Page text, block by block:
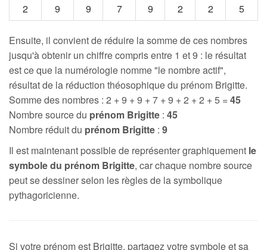
2
9 9 7 9 2 2 5
Ensuite, il convient de réduire la somme de ces nombres
jusqu'à obtenir un chiffre compris entre 1 et 9 : le résultat
est ce que la numérologie nomme "le nombre actif",
résultat de la réduction théosophique du prénom Brigitte.
Somme des nombres : 2 + 9 + 9 + 7 + 9 + 2 + 2 + 5 =45
Nombre source du prénom Brigitte : 45
Nombre réduit du prénom Brigitte : 9
Il est maintenant possible de représenter graphiquement le
symbole du prénom Brigitte, car chaque nombre source
peut se dessiner selon les règles de la symbolique
pythagoricienne.
Si votre prénom est Brigitte, partagez votre symbole et sa